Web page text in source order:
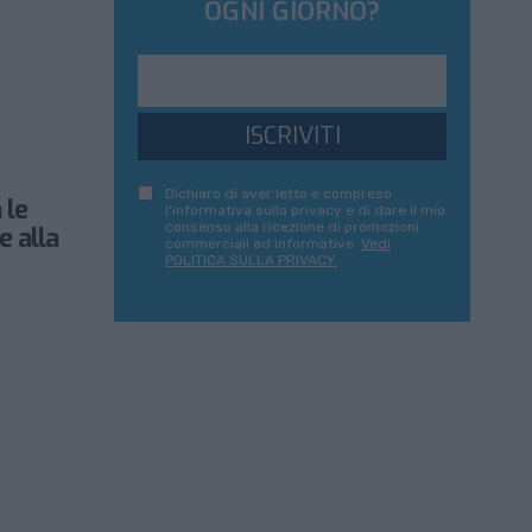
le
alla
OGNI GIORNO?
ISCRIVITI
Dichiaro di aver letto e compreso
l'informativa sulla privacy e di dare il mio
consenso alla ricezione di promozioni
commerciali ed informative. Vedi
POLITICA SULLA PRIVACY.